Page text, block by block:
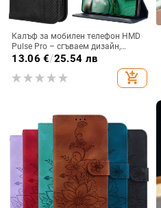
Калъф за мобилен телефон HMD
Pulse Pro – сгъваем дизайн,
магнитно задържане, джоб за
карти, TPU кожа, удароустойчив
13.06 €/25.54 лв
add_shopping_cart